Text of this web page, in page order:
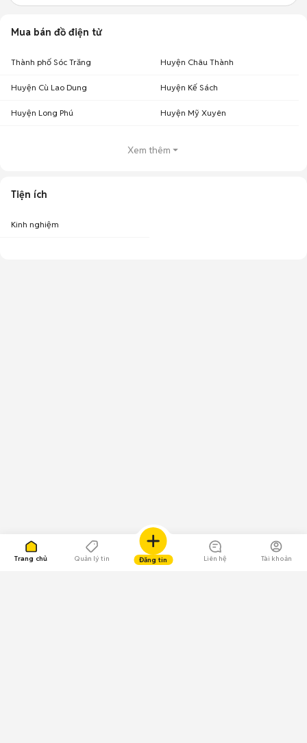
Trang chủ Quản lý tin Đăng tin Liên hệ Tài khoản
Mua bán đồ điện tử
Thành phố Sóc Trăng Huyện Châu Thành
Huyện Cù Lao Dung Huyện Kế Sách
Huyện Long Phú Huyện Mỹ Xuyên
Xem thêm
Tiện ích
Kinh nghiệm